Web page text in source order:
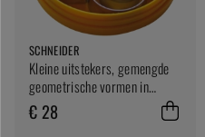
SCHNEIDER
Kleine uitstekers, gemengde
geometrische vormen in
meerdere maten, set van 15
stuks - Schneider
€ 28